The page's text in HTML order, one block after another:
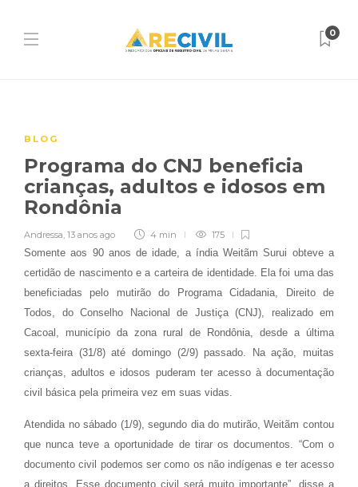
0
BLOG
Programa do CNJ beneficia
crianças, adultos e idosos em
Rondônia
Andressa, 13 anos ago 4 min 175
Somente aos 90 anos de idade, a índia Weitãm Surui obteve a
certidão de nascimento e a carteira de identidade. Ela foi uma das
beneficiadas pelo mutirão do Programa Cidadania, Direito de
Todos, do Conselho Nacional de Justiça (CNJ), realizado em
Cacoal, município da zona rural de Rondônia, desde a última
sexta-feira (31/8) até domingo (2/9) passado. Na ação, muitas
crianças, adultos e idosos puderam ter acesso à documentação
civil básica pela primeira vez em suas vidas.
Atendida no sábado (1/9), segundo dia do mutirão, Weitãm contou
que nunca teve a oportunidade de tirar os documentos. “Com o
documento civil podemos ser como os não indígenas e ter acesso
a direitos. Esse documento civil será muito importante”, disse a